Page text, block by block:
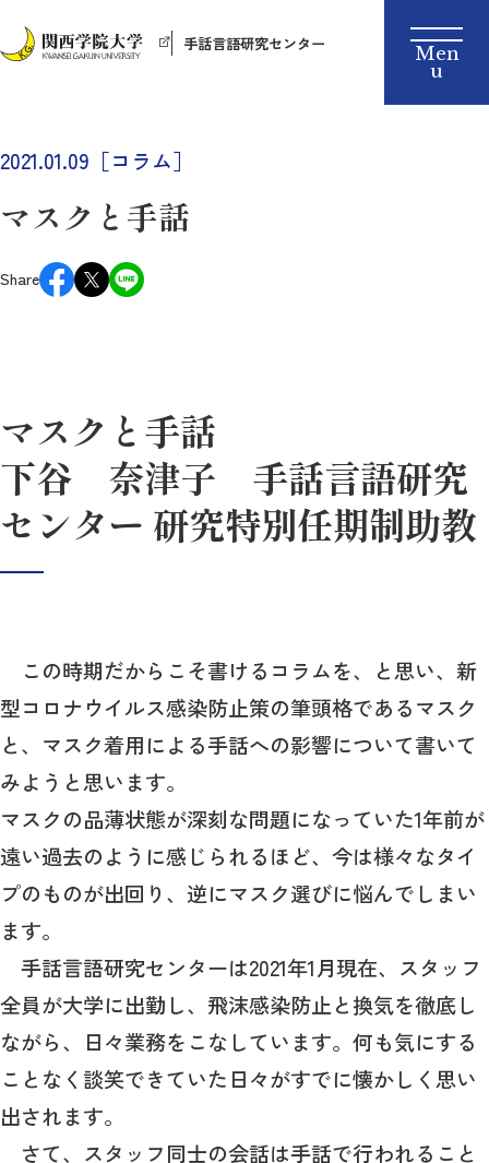
手話言語研究センター
2021.01.09［コラム］
マスクと手話
Share
マスクと手話
下谷 奈津子 手話言語研究
センター 研究特別任期制助教
この時期だからこそ書けるコラムを、と思い、新
型コロナウイルス感染防止策の筆頭格であるマスク
と、マスク着用による手話への影響について書いて
みようと思います。
マスクの品薄状態が深刻な問題になっていた1年前が
遠い過去のように感じられるほど、今は様々なタイ
プのものが出回り、逆にマスク選びに悩んでしまい
ます。
手話言語研究センターは2021年1月現在、スタッフ
全員が大学に出勤し、飛沫感染防止と換気を徹底し
ながら、日々業務をこなしています。何も気にする
ことなく談笑できていた日々がすでに懐かしく思い
出されます。
さて、スタッフ同士の会話は手話で行われること